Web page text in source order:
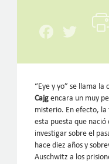
“Eye y yo” se llama
Cajg encara un muy
misterio. En efecto, la
esta puesta que
investigar sobre el
hace diez años y
Auschwitz a los